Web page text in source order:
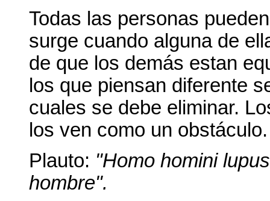
Todas las personas
surge cuando alguna de
de que los demás estan
los que piensan diferente
cuales se debe eliminar.
los ven como un obstáculo.
Plauto: "Homo homini
hombre".